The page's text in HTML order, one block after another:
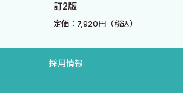
パリブとタラゾパリブ） 〈内海孝信 神
などの併用療法 〈内海孝信 神谷直人
訂2版
定価：7,920円（税込）
採用情報